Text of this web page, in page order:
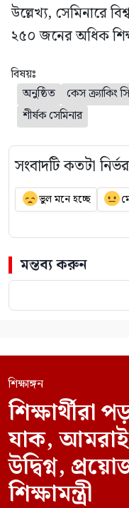
উল্লেখ্য, সেমিনারে
২৫০ জনের অধিক
বিষয়ঃ
অনুষ্ঠিত
কেস ক্র্যাকিং
শীর্ষক সেমিনার
সংবাদটি কতটা
ভুল মনে হচ্ছে
মন্তব্য করুন
শিক্ষাঙ্গন
শিক্ষার্থীরা
যাক, আমরাই
উদ্বিগ্ন,
শিক্ষামন্ত্রী